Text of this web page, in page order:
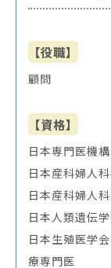
【役職】
顧問
【資格】
日本専門医機
日本産科婦人
日本産科婦人
日本人類遺伝
日本生殖医学
療専門医